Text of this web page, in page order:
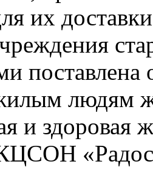
их
поставлена
людям
и здоровая